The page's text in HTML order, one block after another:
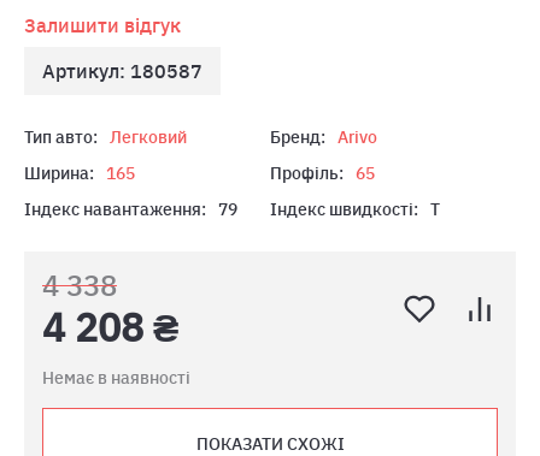
Залишити відгук
Артикул: 180587
Тип авто: Легковий Бренд:
Arivo
Ширина:
165 Профіль:
65
Індекс навантаження:
79 Індекс швидкості: T
4 338
4 208 ₴
Немає в наявності
ПОКАЗАТИ СХОЖІ